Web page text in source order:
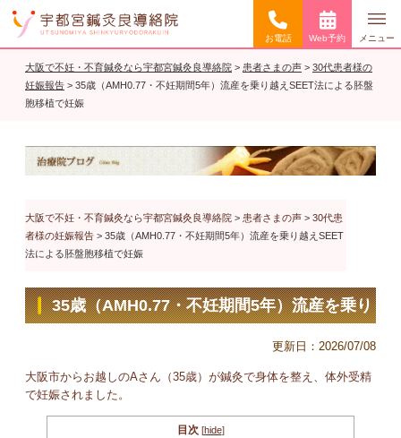
お電話 Web予約 メニュー
大阪で不妊・不育鍼灸なら宇都宮鍼灸良導絡院 > 患者さまの声 > 30代患者様の
妊娠報告 > 35歳（AMH0.77・不妊期間5年）流産を乗り越えSEET法による胚盤
胞移植で妊娠
大阪で不妊・不育鍼灸なら宇都宮鍼灸良導絡院 > 患者さまの声 > 30代患
者様の妊娠報告 > 35歳（AMH0.77・不妊期間5年）流産を乗り越えSEET
法による胚盤胞移植で妊娠
35歳（AMH0.77・不妊期間5年）流産を乗り
越えSEET法による胚盤胞移植で妊娠
更新日： 2026/07/08
大阪市からお越しのAさん（35歳）が鍼灸で身体を整え、体外受精
で妊娠されました。
目次 [hide]